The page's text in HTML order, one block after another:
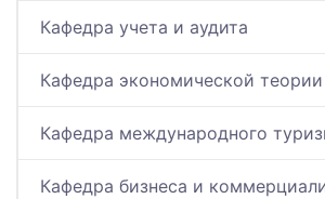
Кафедра учета и аудита
Кафедра экономической теории
Кафедра международного
Кафедра бизнеса и